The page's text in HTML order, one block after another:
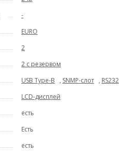
-
EURO
2
2 с резервом
USB Type-B , SNMP-слот , RS232
LCD-дисплей
есть
Есть
есть